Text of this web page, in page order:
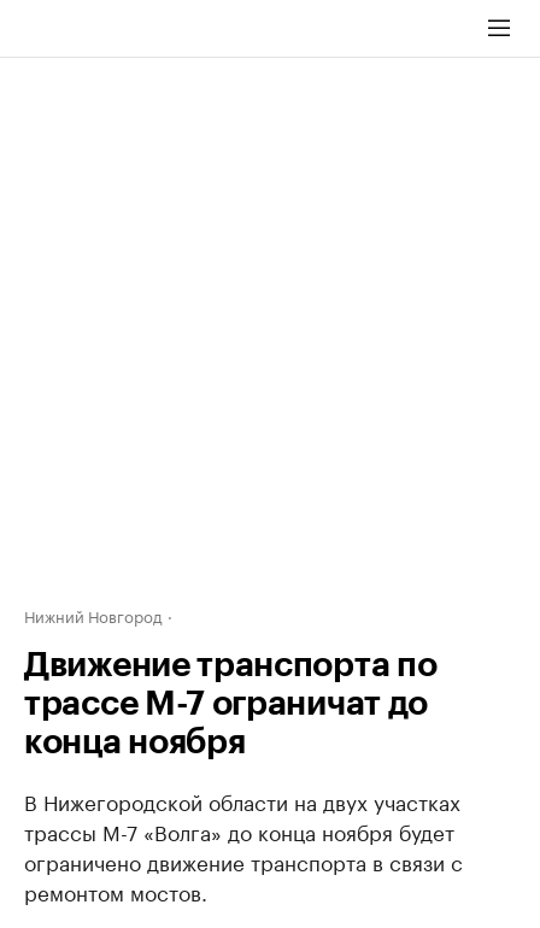
Нижний Новгород
Движение транспорта по
трассе М-7 ограничат до
конца ноября
В Нижегородской области на двух участках
трассы М-7 «Волга» до конца ноября будет
ограничено движение транспорта в связи с
ремонтом мостов.